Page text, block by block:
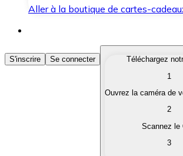
Aller à la boutique de cartes-
Acheter des Cryptomonnaies
Achetez les cryptomonnaies qui
Convertissez vos cryptomonnaies
S'inscrire Se connecter
Téléchargez
1
Ouvrez la caméra de
2
Scannez le
3